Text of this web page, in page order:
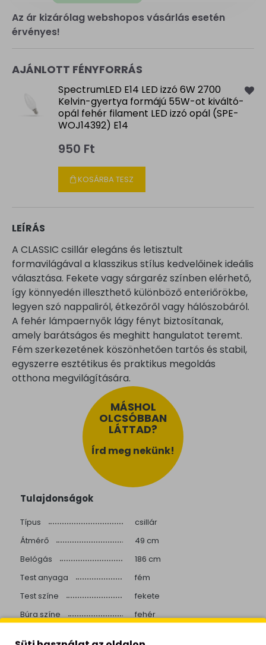
Az ár kizárólag webshopos vásárlás esetén
érvényes!
AJÁNLOTT FÉNYFORRÁS
SpectrumLED E14 LED izzó 6W 2700
Kelvin-gyertya formájú 55W-ot kiváltó-
opál fehér filament LED izzó opál (SPE-
WOJ14392) E14
950 Ft
KOSÁRBA TESZ
LEÍRÁS
A CLASSIC csillár elegáns és letisztult
formavilágával a klasszikus stílus kedvelőinek ideális
választása. Fekete vagy sárgaréz színben elérhető,
így könnyedén illeszthető különböző enteriőrökbe,
legyen szó nappaliról, étkezőről vagy hálószobáról.
A fehér lámpaernyők lágy fényt biztosítanak,
amely barátságos és meghitt hangulatot teremt.
Fém szerkezetének köszönhetően tartós és stabil,
egyszerre esztétikus és praktikus megoldás
otthona megvilágítására.
MÁSHOL
OLCSÓBBAN
LÁTTAD?
Írd meg nekünk!
Tulajdonságok
Típus
csillár
Átmérő
49 cm
Belógás
186 cm
Test anyaga
fém
Test színe
fekete
Búra színe
fehér